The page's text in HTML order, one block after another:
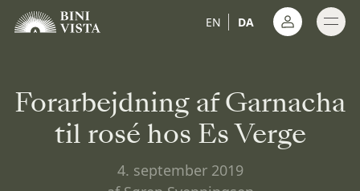
EN DA
Forarbejdning af Garnacha
til rosé hos Es Verge
4. september 2019